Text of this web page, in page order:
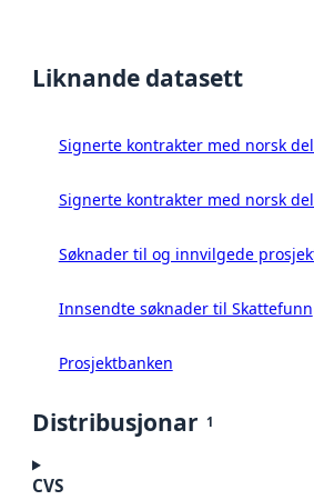
Liknande datasett
Signerte kontrakter med norsk
Signerte kontrakter med norsk
Søknader til og innvilgede
Innsendte søknader til Skattefunn
Prosjektbanken
Distribusjonar 1
CVS